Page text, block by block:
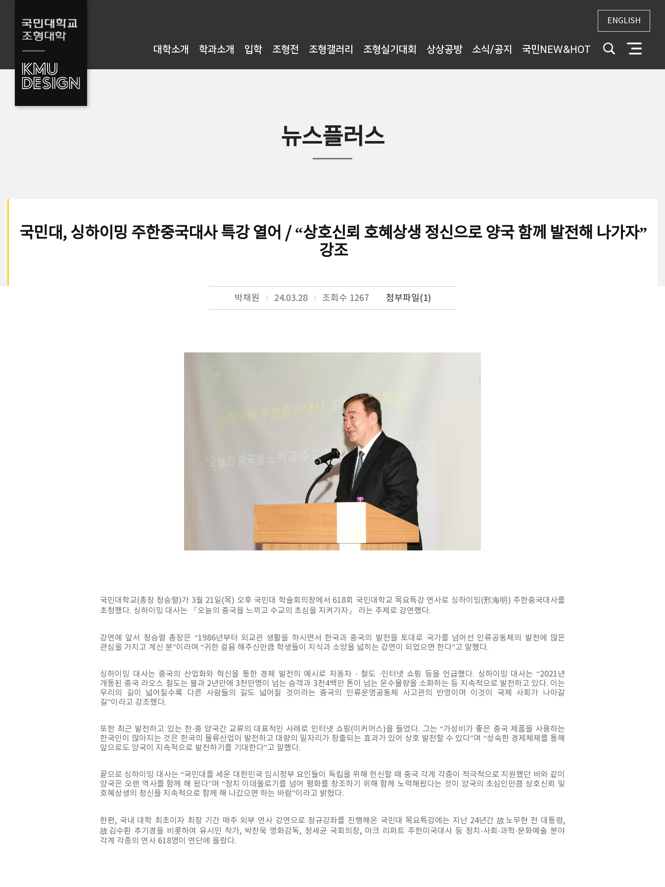
ENGLISH
대학소개 학과소개 입학 조형전 조형갤러리 조형실기대회 상상공방 소식/공지 국민NEW&HOT
뉴스플러스
국민대, 싱하이밍 주한중국대사 특강 열어 / “상호신뢰 호혜상생 정신으로 양국 함께 발전해 나가자”
강조
박채원 24.03.28 조회수 1267 첨부파일(1)
국민대학교(총장 정승렬)가 3월 21일(목) 오후 국민대 학술회의장에서 618회 국민대학교 목요특강 연사로 싱하이밍(邢海明) 주한중국대사를
초청했다. 싱하이밍 대사는 『오늘의 중국을 느끼고 수교의 초심을 지켜가자』 라는 주제로 강연했다.
강연에 앞서 정승렬 총장은 “1986년부터 외교관 생활을 하시면서 한국과 중국의 발전을 토대로 국가를 넘어선 인류공동체의 발전에 많은
관심을 가지고 계신 분”이라며 “귀한 걸음 해주신만큼 학생들이 지식과 소양을 넓히는 강연이 되었으면 한다”고 말했다.
싱하이밍 대사는 중국의 산업화와 혁신을 통한 경제 발전의 예시로 자동차 · 철도 ·인터넷 쇼핑 등을 언급했다. 싱하이밍 대사는 “2021년
개통된 중국 라오스 철도는 불과 2년만에 3천만명이 넘는 승객과 3천4백만 톤이 넘는 운수물량을 소화하는 등 지속적으로 발전하고 있다. 이는
우리의 길이 넓어질수록 다른 사람들의 길도 넓어질 것이라는 중국의 인류운명공동체 사고관의 반영이며 이것이 국제 사회가 나아갈
길”이라고 강조했다.
또한 최근 발전하고 있는 한·중 양국간 교류의 대표적인 사례로 인터넷 쇼핑(이커머스)을 들었다. 그는 “가성비가 좋은 중국 제품을 사용하는
한국인이 많아지는 것은 한국의 물류산업이 발전하고 대량의 일자리가 창출되는 효과가 있어 상호 발전할 수 있다”며 “성숙한 경제체제를 통해
앞으로도 양국이 지속적으로 발전하기를 기대한다”고 말했다.
끝으로 싱하이밍 대사는 “국민대를 세운 대한민국 임시정부 요인들이 독립을 위해 헌신할 때 중국 각계 각층이 적극적으로 지원했던 바와 같이
양국은 오랜 역사를 함께 해 왔다”며 “정치 이데올로기를 넘어 평화를 창조하기 위해 함께 노력해왔다는 것이 양국의 초심인만큼 상호신뢰 및
호혜상생의 정신을 지속적으로 함께 해 나갔으면 하는 바람”이라고 밝혔다.
한편, 국내 대학 최초이자 최장 기간 매주 외부 연사 강연으로 정규강좌를 진행해온 국민대 목요특강에는 지난 24년간 故노무현 전 대통령,
故김수환 추기경을 비롯하여 유시민 작가, 박찬욱 영화감독, 정세균 국회의장, 마크 리퍼트 주한미국대사 등 정치·사회·과학·문화예술 분야
각계 각층의 연사 618명이 연단에 올랐다.